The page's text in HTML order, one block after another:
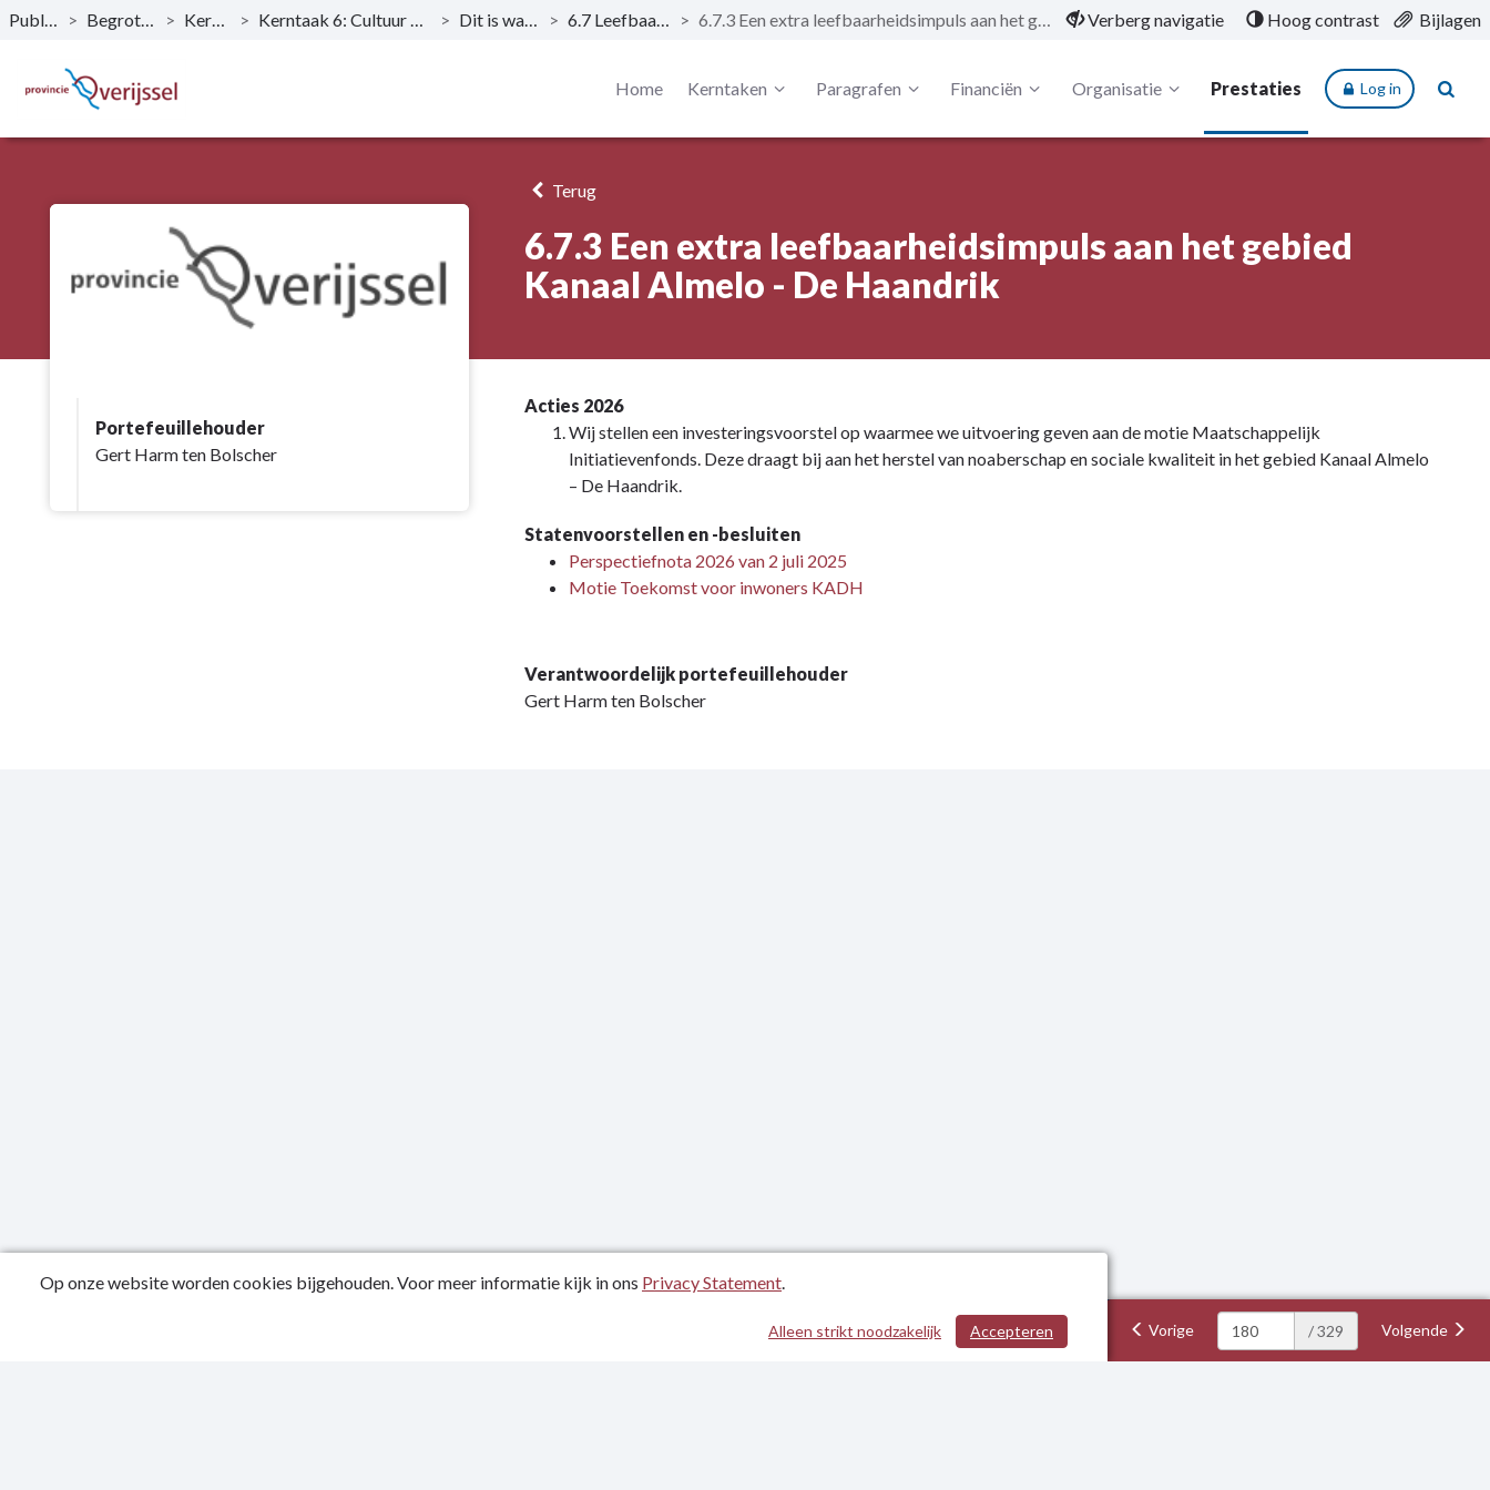
Naar hoofdinhoud
Publicaties > Begroting 2026 > Kerntaken > Kerntaak 6: Cultuur en sociale kwaliteit > Dit is wat wij doen > 6.7 Leefbaar platteland > 6.7.3 Een extra leefbaarheidsimpuls aan het gebied Kanaal Almelo - De Haandrik Verberg navigatie Hoog contrast Bijlagen
Home Kerntaken Paragrafen Financiën Organisatie Prestaties Log in
Terug
6.7.3 Een extra leefbaarheidsimpuls aan het gebied
Kanaal Almelo - De Haandrik
Portefeuillehouder
Gert Harm ten Bolscher
Acties 2026
Wij stellen een investeringsvoorstel op waarmee we uitvoering geven aan de motie Maatschappelijk
Initiatievenfonds. Deze draagt bij aan het herstel van noaberschap en sociale kwaliteit in het gebied Kanaal Almelo
– De Haandrik.
Statenvoorstellen en -besluiten
Perspectiefnota 2026 van 2 juli 2025
Motie Toekomst voor inwoners KADH
Verantwoordelijk portefeuillehouder
Gert Harm ten Bolscher
Vorige / 329 Volgende
Op onze website worden cookies bijgehouden. Voor meer informatie kijk in ons Privacy Statement.
Accepteren
Alleen strikt noodzakelijk